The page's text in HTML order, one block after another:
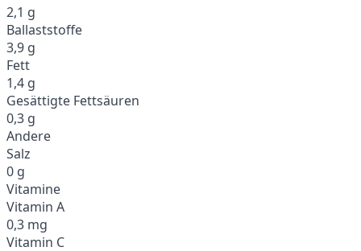
2,1 g
Ballaststoffe
3,9 g
Fett
1,4 g
Gesättigte Fettsäuren
0,3 g
Andere
Salz
0 g
Vitamine
Vitamin A
0,3 mg
Vitamin C